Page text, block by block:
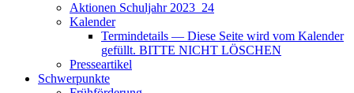
Aktionen Schuljahr 2023_24
Kalender
Termindetails — Diese Seite wird vom Kalender
gefüllt. BITTE NICHT LÖSCHEN
Presseartikel
Schwerpunkte